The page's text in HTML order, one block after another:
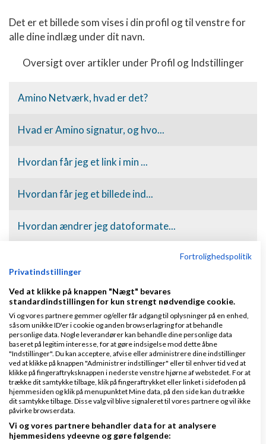
Det er et billede som vises i din profil og til venstre for
alle dine indlæg under dit navn.
Oversigt over artikler under Profil og Indstillinger
Amino Netværk, hvad er det?
Hvad er Amino signatur, og hvo...
Hvordan får jeg et link i min ...
Hvordan får jeg et billede ind...
Hvordan ændrer jeg datoformate...
Behøver jeg udfylde alle felte...
Jeg har ændret navn, men det e...
Kan jeg få en mail ved nyt ind...
Hvorfor skal man logge ind for...
Partnere
Fortrolighedspolitik
Privatindstillinger
Ved at klikke på knappen "Nægt" bevares
standardindstillingen for kun strengt nødvendige cookie.
Vi og vores partnere gemmer og/eller får adgang til oplysninger på en enhed,
såsom unikke ID'er i cookie og anden browserlagring for at behandle
personlige data. Nogle leverandører kan behandle dine personlige data
baseret på legitim interesse, for at gøre indsigelse mod dette åbne
"Indstillinger". Du kan acceptere, afvise eller administrere dine indstillinger
ved at klikke på knappen "Administrer indstillinger" eller til enhver tid ved at
klikke på fingeraftryksknappen i nederste venstre hjørne af webstedet. For at
trække dit samtykke tilbage, klik på fingeraftrykket eller linket i sidefoden på
hjemmesiden og klik på menupunktet Mine data, på den side kan du trække
dit samtykke tilbage. Disse valg vil blive signaleret til vores partnere og vil ikke
påvirke browserdata.
Vi og vores partnere behandler data for at analysere
hjemmesidens ydeevne og gøre følgende: